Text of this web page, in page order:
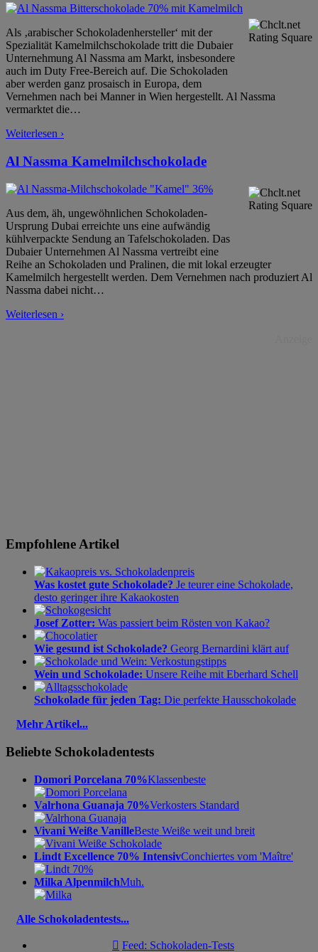
Als ‚arabischer Schokoladenhersteller‘ mit der
Spezialität Kamelmilchschokolade tritt die Dubaier
Unternehmung Al Nassma am Markt, insbesondere
auch im Duty Free-Bereich auf. Die Schokoladen
aber werden ganz prosaisch in Europa, dem
Vernehmen nach bei Manner in Wien hergestellt. Al Nassma
vermarktet die…
Weiterlesen ›
Al Nassma Kamelmilchschokolade
Aus dem, äh, ungewöhnlichen Schokoladen-
Ursprung Dubai erreichte uns eine aufwändig
kühlverpackte Sendung an Tafelschokoladen. Das
Dubaier Unternehmen Al Nassma vertreibt eine
Reihe an Schokoladen und Pralinen, die mit lokal erzeugter
Kamelmilch hergestellt werden. Dem Vernehmen nach produziert Al
Nassma dabei nicht…
Weiterlesen ›
Empfohlene Artikel
Was kostet gute Schokolade? Je teurer eine Schokolade,
desto geringer ihre Kakaokosten
Josef Zotter: Was passiert beim Rösten von Kakao?
Wie gesund ist Schokolade? Georg Bernardini klärt auf
Wein und Schokolade: Unsere Reihe mit Eberhard Schell
Schokolade für jeden Tag: Die perfekte Hausschokolade
Mehr Artikel...
Beliebte Schokoladentests
Domori Porcelana 70%Klassenbeste
Valrhona Guanaja 70%Verkosters Standard
Vivani Weiße VanilleBeste Weiße weit und breit
Lindt Excellence 70% IntensivConchiertes vom 'Maître'
Milka AlpenmilchMuh.
Alle Schokoladentests...
 Feed: Schokoladen-Tests